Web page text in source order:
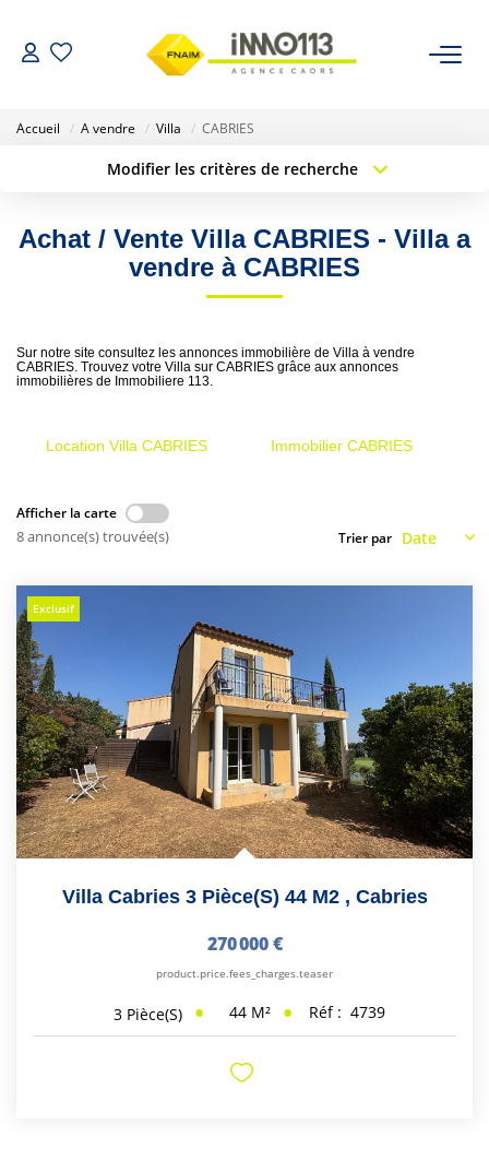
LOUER
NOTRE AGENCE
Nos Biens Vendus
ESTIMER
CALCULETTES FINANCIÈRES
Accueil A vendre Villa CABRIES
Modifier les critères de recherche
Sélectionnez...
Type de bien
Surface min
Créer une alerte
Achat / Vente Villa CABRIES - Villa a
vendre à CABRIES
Sur notre site consultez les annonces immobilière de Villa à vendre
CABRIES. Trouvez votre Villa sur CABRIES grâce aux annonces
immobilières de Immobiliere 113.
Location Villa CABRIES Immobilier CABRIES
Afficher la carte
8 annonce(s) trouvée(s) Trier par
Exclusif
Villa Cabries 3 Pièce(s) 44 M2 , Cabries
270 000 €
product.price.fees_charges.teaser
3 Pièce(s) 44 M² Réf : 4739